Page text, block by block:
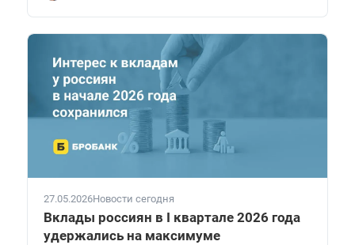
27.05.2026Новости сегодня
Вклады россиян в I квартале 2026 года
удержались на максимуме